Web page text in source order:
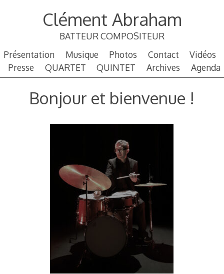
Clément Abraham
BATTEUR COMPOSITEUR
Présentation
Musique Photos Contact
Vidéos
Presse
QUARTET QUINTET Archives Agenda
Bonjour et bienvenue !